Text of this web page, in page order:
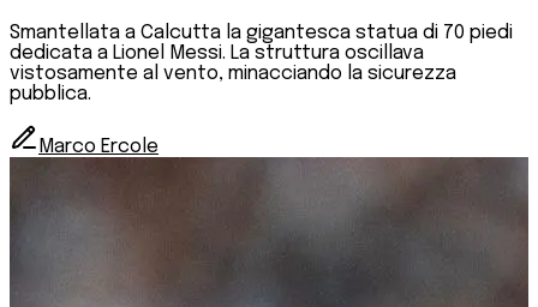
Smantellata a Calcutta la gigantesca statua di 70 piedi
dedicata a Lionel Messi. La struttura oscillava
vistosamente al vento, minacciando la sicurezza
pubblica.
Marco Ercole